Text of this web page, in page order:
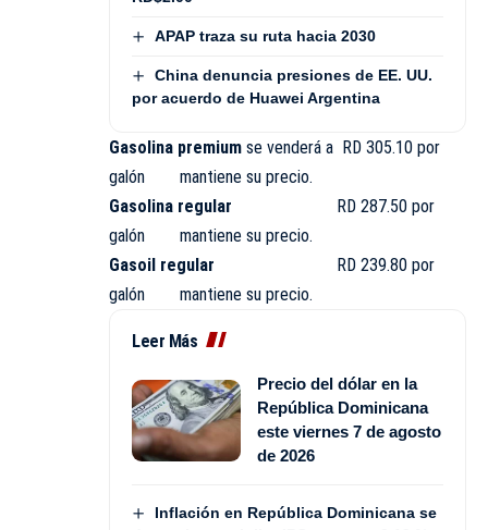
APAP traza su ruta hacia 2030
China denuncia presiones de EE. UU.
por acuerdo de Huawei Argentina
Gasolina premium se venderá a RD 305.10 por
galón mantiene su precio.
Gasolina regular RD 287.50 por
galón mantiene su precio.
Gasoil regular RD 239.80 por
galón mantiene su precio.
Leer Más
Precio del dólar en la
República Dominicana
este viernes 7 de agosto
de 2026
Inflación en República Dominicana se